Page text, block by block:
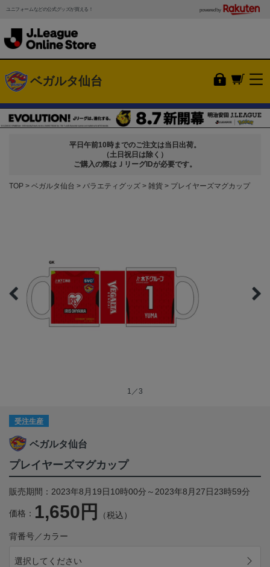
ユニフォームなどの公式グッズが買える！ powered by
ベガルタ仙台
平日午前10時までのご注文は当日出荷。
（土日祝日は除く）
ご購入の際はＪリーグIDが必要です。
TOP ベガルタ仙台 バラエティグッズ 雑貨 プレイヤーズマグカップ
1／3
受注生産
ベガルタ仙台
プレイヤーズマグカップ
販売期間：2023年8月19日10時00分～2023年8月27日23時59分
価格： 1,650円 （税込）
背番号／カラー
選択してください